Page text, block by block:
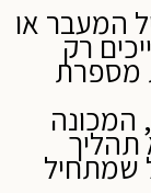
המעבר או
רק
מספרת
המכונה
תהליך
שמתחיל